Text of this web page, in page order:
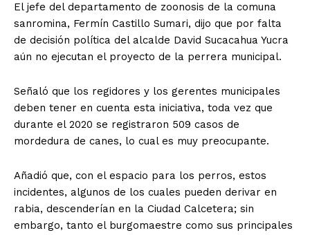
El jefe del departamento de zoonosis de la comuna
sanromina, Fermín Castillo Sumari, dijo que por falta
de decisión política del alcalde David Sucacahua Yucra
aún no ejecutan el proyecto de la perrera municipal.
Señaló que los regidores y los gerentes municipales
deben tener en cuenta esta iniciativa, toda vez que
durante el 2020 se registraron 509 casos de
mordedura de canes, lo cual es muy preocupante.
Añadió que, con el espacio para los perros, estos
incidentes, algunos de los cuales pueden derivar en
rabia, descenderían en la Ciudad Calcetera; sin
embargo, tanto el burgomaestre como sus principales